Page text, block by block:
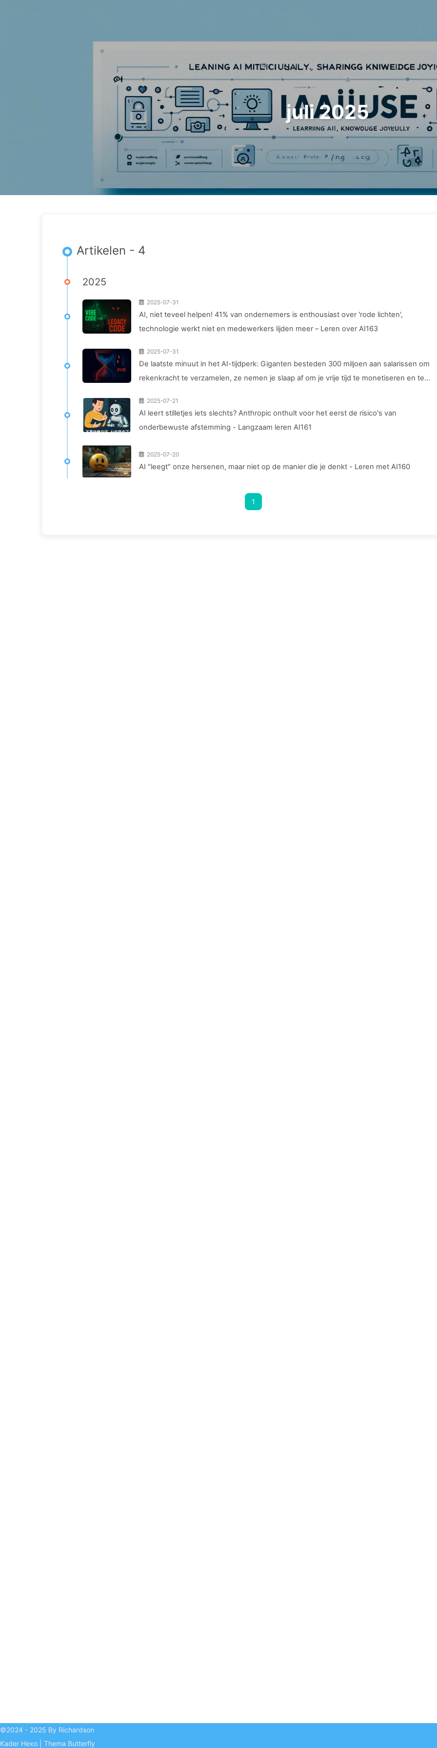
juli 2025
Artikelen - 4
2025
2025-07-31
AI, niet teveel helpen! 41% van ondernemers is enthousiast over 'rode lichten',
technologie werkt niet en medewerkers lijden meer – Leren over AI163
2025-07-31
De laatste minuut in het AI-tijdperk: Giganten besteden 300 miljoen aan salarissen om
rekenkracht te verzamelen, ze nemen je slaap af om je vrije tijd te monetiseren en te
geleidelijk AI166
2025-07-21
AI leert stilletjes iets slechts? Anthropic onthult voor het eerst de risico's van
onderbewuste afstemming - Langzaam leren AI161
2025-07-20
AI "leegt" onze hersenen, maar niet op de manier die je denkt - Leren met AI160
1
©2024 - 2025 By Richardson
Kader Hexo Thema Butterfly